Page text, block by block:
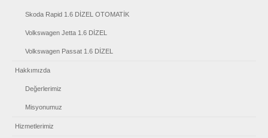
Skoda Rapid 1.6 DİZEL OTOMATİK
Volkswagen Jetta 1.6 DİZEL
Volkswagen Passat 1.6 DİZEL
Hakkımızda
Değerlerimiz
Misyonumuz
Hizmetlerimiz